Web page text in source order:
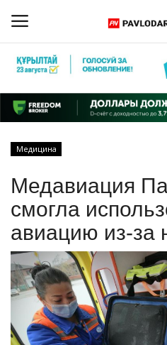
Главная
ПАВЛОДАРСКАЯ ОБЛАСТЬ
КАЗАХСТАН
МИР
СПЕЦПРОЕКТЫ
Медицина
Медавиация
смогла
авиацию из-за